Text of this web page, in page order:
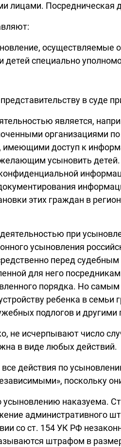
лицами. Посредническая
осуществляемые
специально
в суде
является,
организациями
доступ к
усыновить детей.
этих граждан в
при
усыновления
перед
для него
порядка. Но
ребенка в
подлогов и
не исчерпывают число
в виде любых действий.
действия по
поскольку
усыновлению наказуема.
административного
со ст. 154 УК РФ
штрафом в